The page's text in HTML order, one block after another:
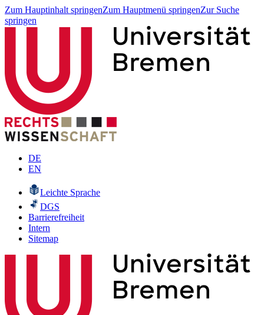
Zum Hauptinhalt springenZum Hauptmenü springenZur Suche
springen
DE
EN
Leichte Sprache
DGS
Barrierefreiheit
Intern
Sitemap